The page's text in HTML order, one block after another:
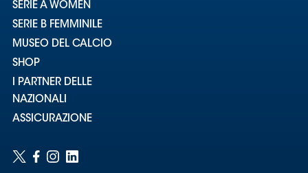
SERIE A WOMEN
SERIE B FEMMINILE
MUSEO DEL CALCIO
SHOP
I PARTNER DELLE
NAZIONALI
ASSICURAZIONE